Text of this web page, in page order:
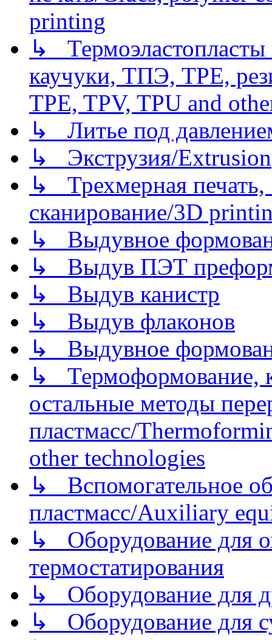
printing
↳
каучуки, ТПЭ, TPE,
TPE, TPV, TPU and
↳ Литье под
↳ Экструзия/Extrusion
↳ Трехмерная
сканирование/3D
↳ Выдувное
↳ Выдув ПЭТ
↳ Выдув канистр
↳ Выдув флаконов
↳ Выдувное
↳ Термоформование,
остальные методы
пластмасс/
other technologies
↳ Вспомогательное
пластмасс/Auxiliary
↳ Оборудование для
термостатирования
↳ Оборудование для
↳ Оборудование для